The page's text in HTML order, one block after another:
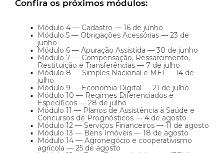
Confira os próximos módulos:
Módulo 4 — Cadastro — 16 de junho
Módulo 5 — Obrigações Acessórias — 23 de
junho
Módulo 6 — Apuração Assistida — 30 de junho
Módulo 7 — Compensação, Ressarcimento,
Restituição e Transferências — 7 de julho
Módulo 8 — Simples Nacional e MEI — 14 de
julho
Módulo 9 — Economia Digital — 21 de julho
Módulo 10 — Regimes Diferenciados e
Específicos — 28 de julho
Módulo 11 — Planos de Assistência à Saúde e
Concursos de Prognósticos — 4 de agosto
Módulo 12 — Serviços Financeiros — 11 de agosto
Módulo 13 — Bens Imóveis — 18 de agosto
Módulo 14 — Agronegócio e cooperativismo
agrícola — 25 de agosto